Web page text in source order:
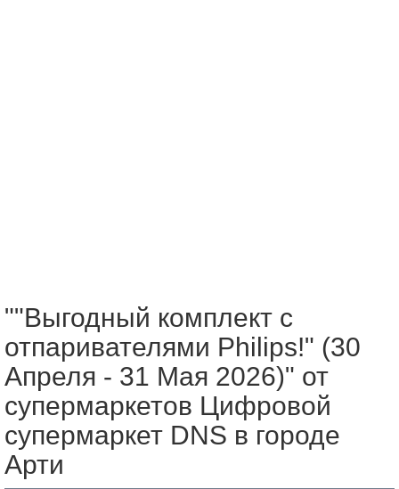
""Выгодный комплект с
отпаривателями Philips!" (30
Апреля - 31 Мая 2026)" от
супермаркетов Цифровой
супермаркет DNS в городе
Арти